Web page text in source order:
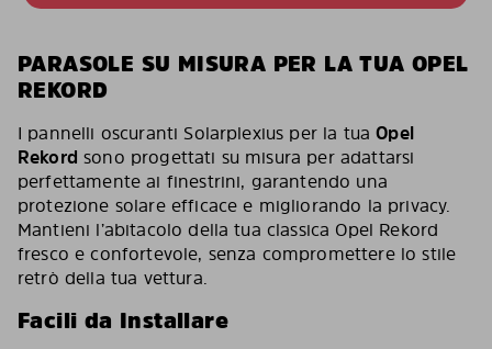
PARASOLE SU MISURA PER LA TUA OPEL
REKORD
I pannelli oscuranti Solarplexius per la tuaOpel
Rekord sono progettati su misura per adattarsi
perfettamente ai finestrini, garantendo una
protezione solare efficace e migliorando la privacy.
Mantieni l’abitacolo della tua classica Opel Rekord
fresco e confortevole, senza compromettere lo stile
retrò della tua vettura.
Facili da Installare